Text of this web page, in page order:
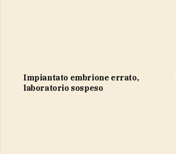
impiantato embrione errato,
laboratorio sospeso